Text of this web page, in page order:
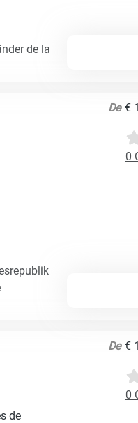
de la
De €
0
De €
0
de